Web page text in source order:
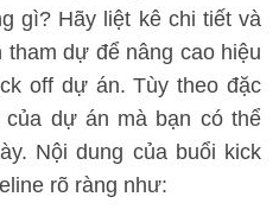
gì? Hãy liệt kê chi tiết và
dự để nâng cao hiệu
off dự án. Tùy theo đặc
dự án mà bạn có thể
Nội dung của buổi kick
rõ ràng như: